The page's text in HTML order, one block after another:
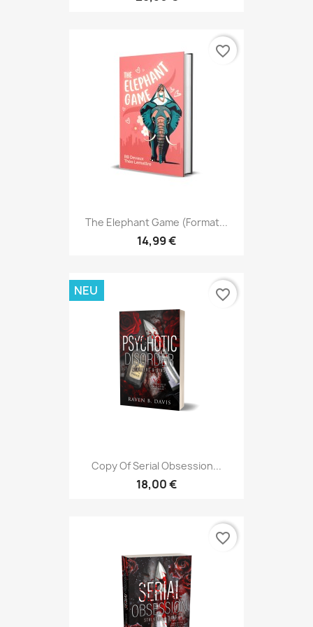
The Elephant Game (format...
14,99 €
favorite_border
Copy Of Serial Obsession...
18,00 €
NEU favorite_border
favorite_border